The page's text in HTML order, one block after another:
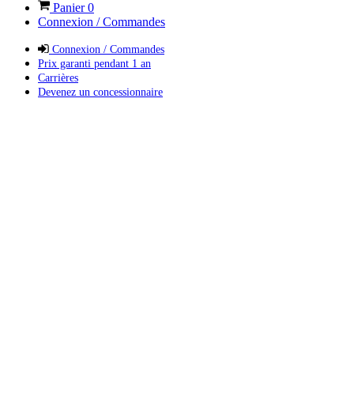
Panier0
Connexion / Commandes
Connexion / Commandes
Prix garanti pendant 1 an
Carrières
Devenez un concessionnaire